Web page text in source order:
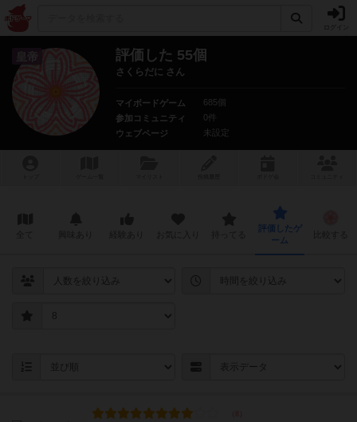
皇帝 評価した 55個
さくらだに さん
マイボードゲーム
685個
参加コミュニティ
0件
ウェブページ
未設定
評価したゲ
ーム